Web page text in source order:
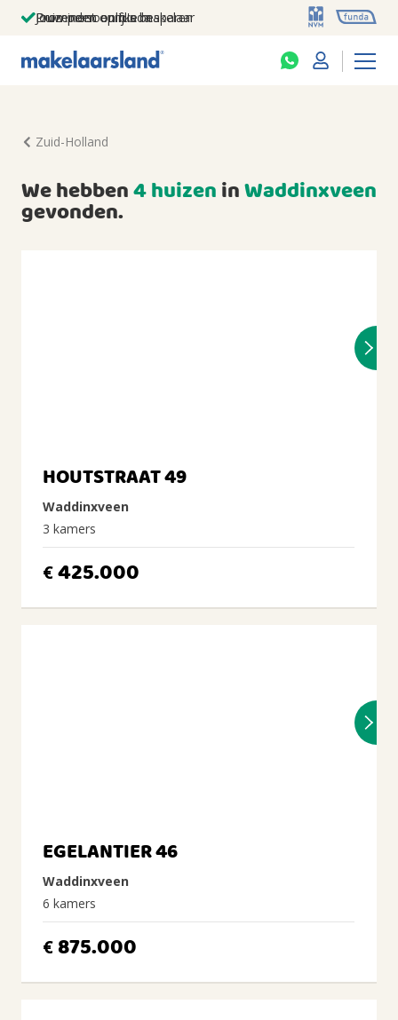
Jouw persoonlijke makelaar
Duizenden euro's besparen
Prominent op funda
Zuid-Holland
We hebben4 huizeninWaddinxveen
gevonden.
HOUTSTRAAT 49
Waddinxveen
3 kamers
€425.000
EGELANTIER 46
Waddinxveen
6 kamers
€ 875.000